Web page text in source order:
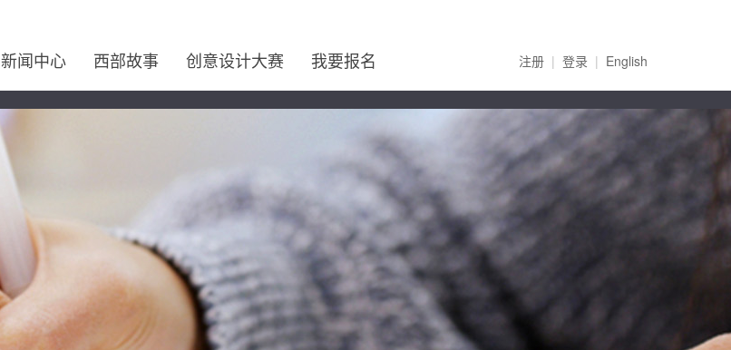
新闻中心 西部故事 创意设计大赛 我要报名 注册 | 登录 | English